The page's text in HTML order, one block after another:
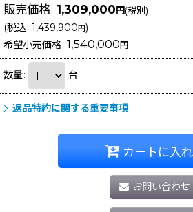
販売価格: 1,309,000円(税別)
(税込: 1,439,900 円)
希望小売価格: 1,540,000 円
数量: 台
返品特約に関する重要事項
カートに入
お問い合わせ